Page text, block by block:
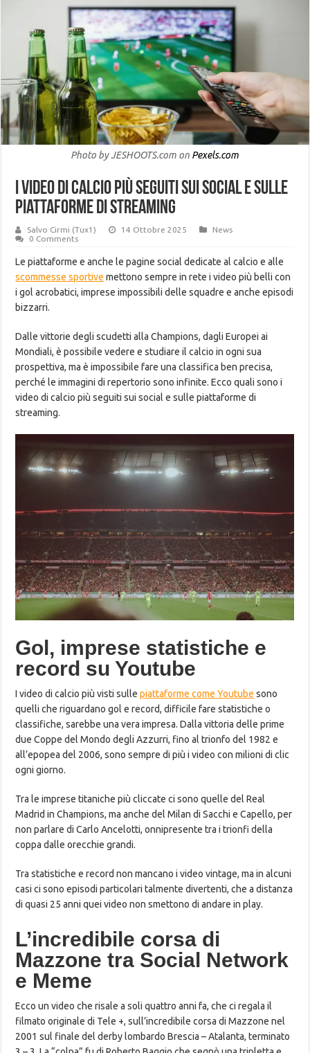
Photo by JESHOOTS.com on Pexels.com
I video di calcio più seguiti sui social e sulle
piattaforme di streaming
Salvo Cirmi (Tux1) 14 Ottobre 2025
News
0 Comments
Le piattaforme e anche le pagine social dedicate al calcio e alle
scommesse sportive mettono sempre in rete i video più belli con
i gol acrobatici, imprese impossibili delle squadre e anche episodi
bizzarri.
Dalle vittorie degli scudetti alla Champions, dagli Europei ai
Mondiali, è possibile vedere e studiare il calcio in ogni sua
prospettiva, ma è impossibile fare una classifica ben precisa,
perché le immagini di repertorio sono infinite. Ecco quali sono i
video di calcio più seguiti sui social e sulle piattaforme di
streaming.
Gol, imprese statistiche e
record su Youtube
I video di calcio più visti sullepiattaforme come Youtube sono
quelli che riguardano gol e record, difficile fare statistiche o
classifiche, sarebbe una vera impresa. Dalla vittoria delle prime
due Coppe del Mondo degli Azzurri, fino al trionfo del 1982 e
all’epopea del 2006, sono sempre di più i video con milioni di clic
ogni giorno.
Tra le imprese titaniche più cliccate ci sono quelle del Real
Madrid in Champions, ma anche del Milan di Sacchi e Capello, per
non parlare di Carlo Ancelotti, onnipresente tra i trionfi della
coppa dalle orecchie grandi.
Tra statistiche e record non mancano i video vintage, ma in alcuni
casi ci sono episodi particolari talmente divertenti, che a distanza
di quasi 25 anni quei video non smettono di andare in play.
L’incredibile corsa di
Mazzone tra Social Network
e Meme
Ecco un video che risale a soli quattro anni fa, che ci regala il
filmato originale di Tele +, sull’incredibile corsa di Mazzone nel
2001 sul finale del derby lombardo Brescia – Atalanta, terminato